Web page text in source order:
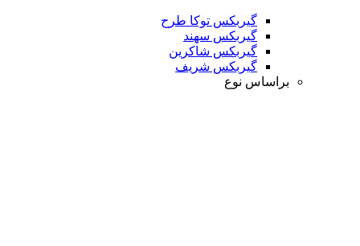
گیربکس توکا طرح
گیربکس سهند
گیربکس شاکرین
گیربکس شریف
براساس نوع